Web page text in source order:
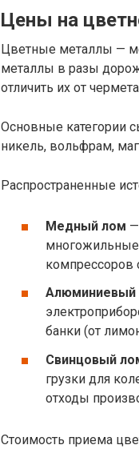
Цены на
Цветные металлы —
металлы в разы
отличить их от
Основные категории
никель, вольфрам,
Распространенные
Медный лом
компрессоров
Алюминиевый
банки (от
Свинцовый
грузки для
отходы
Стоимость приема